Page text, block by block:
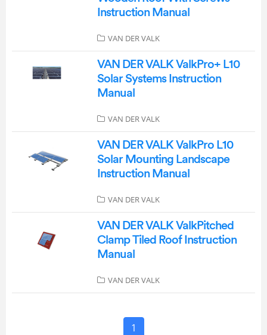
Instruction Manual
VAN DER VALK
VAN DER VALK ValkPro+ L10
Solar Systems Instruction
Manual
VAN DER VALK
VAN DER VALK ValkPro L10
Solar Mounting Landscape
Instruction Manual
VAN DER VALK
VAN DER VALK ValkPitched
Clamp Tiled Roof Instruction
Manual
VAN DER VALK
1